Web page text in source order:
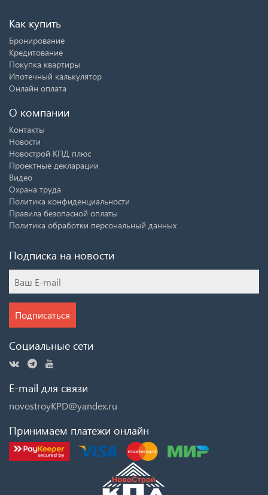
Как купить
Бронирование
Кредитование
Покупка квартиры
Ипотечный калькулятор
Онлайн оплата
О компании
Контакты
Новости
Новострой КПД плюс
Проектные декларации
Видео
Охрана труда
Политика конфиденциальности
Правила безопасной оплаты
Политика обработки персональный данных
Подписка на новости
Подписаться
Социальные сети
E-mail для связи
novostroyKPD@yandex.ru
Принимаем платежи онлайн